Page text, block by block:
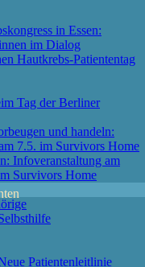
in Essen:
im Dialog
Hautkrebs-Patiententag
Tag der Berliner
und handeln:
7.5. im Survivors Home
Infoveranstaltung am
Survivors Home
Patientenleitlinie